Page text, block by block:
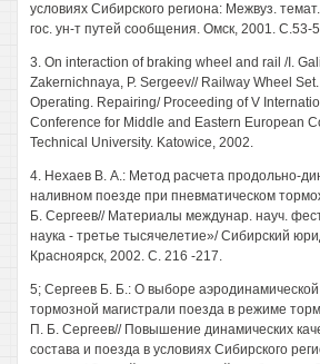
условиях Сибирского региона: Межвуз.
гос. ун-т путей сообщения. Омск, 2001. С.53-
3. On interaction of braking wheel and rail /I.
Zakernichnaya, P. Sergeev// Railway Wheel
Operating. Repairing/ Proceeding of V
Conference for Middle and Eastern European
Technical University. Katowice, 2002.
4. Нехаев В. А.: Метод расчета продольно-
наливном поезде при пневматическом
Б. Сергеев// Материалы междунар. науч.
наука - третье тысячелетие»/ Сибирский
Красноярск, 2002. С. 216 -217.
5; Сергеев Б. Б.: О выборе
тормозной магистрали поезда в режиме
П. Б. Сергеев// Повышение динамических
состава и поезда в условиях Сибирского